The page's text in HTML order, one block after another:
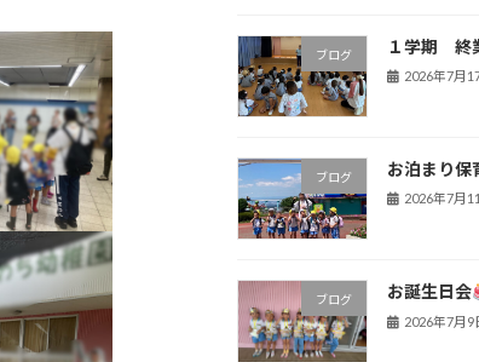
ブログ １学期 終
2026年7月
ブログ お泊まり保
2026年7月
ブログ お誕生日会
2026年7月9